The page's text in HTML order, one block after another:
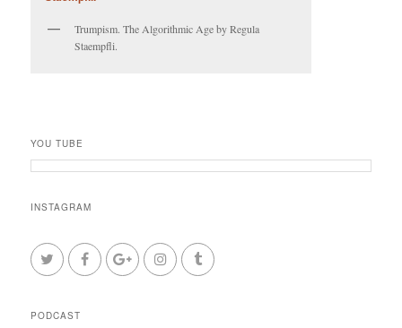
Trumpism. The Algorithmic Age by Regula
Staempfli.
YOU TUBE
INSTAGRAM
PODCAST